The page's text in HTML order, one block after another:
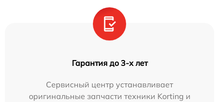
Гарантия до 3-х лет
Сервисный центр устанавливает
оригинальные запчасти техники Korting и